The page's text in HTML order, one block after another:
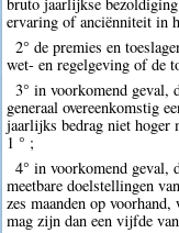
ervaring of anciënniteit in
2° de premies en
wet- en regelgeving of de
3° in voorkomend geval,
generaal overeenkomstig
jaarlijks bedrag niet hoger
1 ° ;
4° in voorkomend geval,
meetbare doelstellingen
zes maanden op
mag zijn dan een vijfde